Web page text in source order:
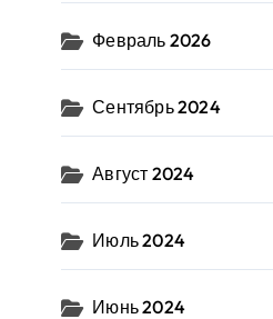
Февраль 2026
Сентябрь 2024
Август 2024
Июль 2024
Июнь 2024